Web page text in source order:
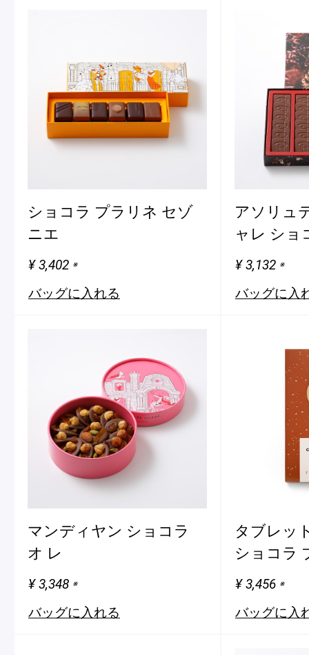
ショコラ プラリネ セゾ
ニエ
¥ 3,402 ※
バッグに入れる
アソリュ
ャレ ショ
¥ 3,132 ※
バッグに入
マンディヤン ショコラ
オ レ
¥ 3,348 ※
バッグに入れる
タブレッ
ショコラ
¥ 3,456 ※
バッグに入